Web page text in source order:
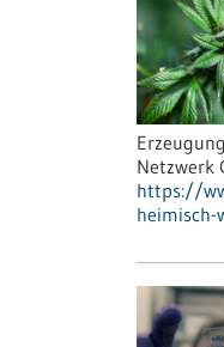
Netzwerk
https://
heimisch-